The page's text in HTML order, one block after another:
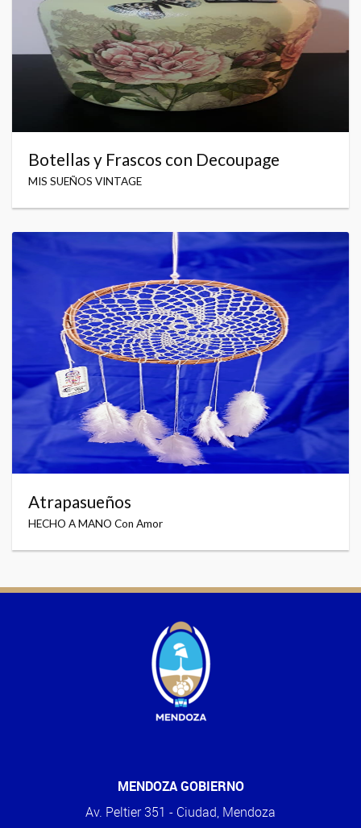
Botellas y Frascos con Decoupage
MIS SUEÑOS VINTAGE
Atrapasueños
HECHO A MANO Con Amor
MENDOZA GOBIERNO
Av. Peltier 351 - Ciudad, Mendoza